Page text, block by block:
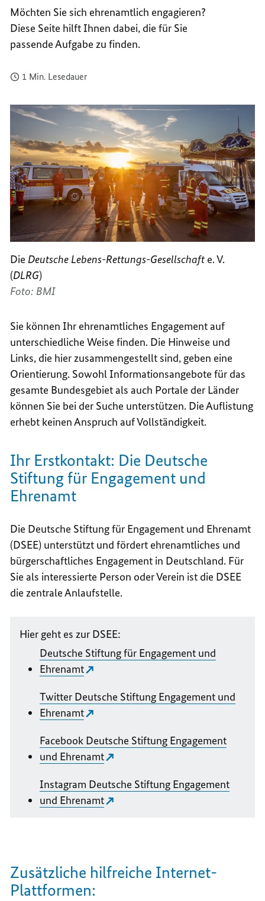
Möchten Sie sich ehrenamtlich engagieren?
Diese Seite hilft Ihnen dabei, die für Sie
passende Aufgabe zu finden.
1 Min. Lesedauer
Die Deutsche Lebens-Rettungs-Gesellschaft e. V.
(DLRG)
Foto: BMI
Sie können Ihr ehrenamtliches Engagement auf
unterschiedliche Weise finden. Die Hinweise und
Links, die hier zusammengestellt sind, geben eine
Orientierung. Sowohl Informationsangebote für das
gesamte Bundesgebiet als auch Portale der Länder
können Sie bei der Suche unterstützen. Die Auflistung
erhebt keinen Anspruch auf Vollständigkeit.
Ihr Erstkontakt: Die Deutsche
Stiftung für Engagement und
Ehrenamt
Die Deutsche Stiftung für Engagement und Ehrenamt
(DSEE) unterstützt und fördert ehrenamtliches und
bürgerschaftliches Engagement in Deutschland. Für
Sie als interessierte Person oder Verein ist die DSEE
die zentrale Anlaufstelle.
Hier geht es zur DSEE:
Deutsche Stiftung für Engagement und
Ehrenamt
Twitter Deutsche Stiftung Engagement und
Ehrenamt
Facebook Deutsche Stiftung Engagement
und Ehrenamt
Instagram Deutsche Stiftung Engagement
und Ehrenamt
Zusätzliche hilfreiche Internet-
Plattformen: